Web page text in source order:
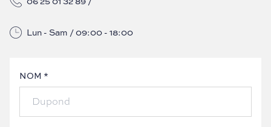
Lun - Sam / 09:00 - 18:00
NOM *